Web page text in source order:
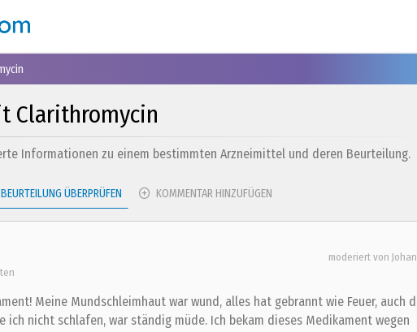
Clarithromycin
Informationen zu einem bestimmten Arzneimittel und deren Beurteilung.
ÜBERPRÜFEN KOMMENTAR HINZUFÜGEN
moderiert von
Meine Mundschleimhaut war wund, alles hat gebrannt wie Feuer, auch
ich nicht schlafen, war ständig müde. Ich bekam dieses Medikament wegen